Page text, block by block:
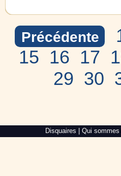
Précédente
15 16 17
29 30
Disquaires Qui sommes
Web,